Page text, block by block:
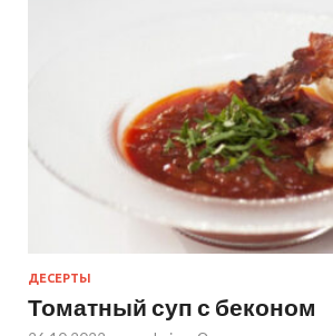
ДЕСЕРТЫ
Томатный суп с беконом